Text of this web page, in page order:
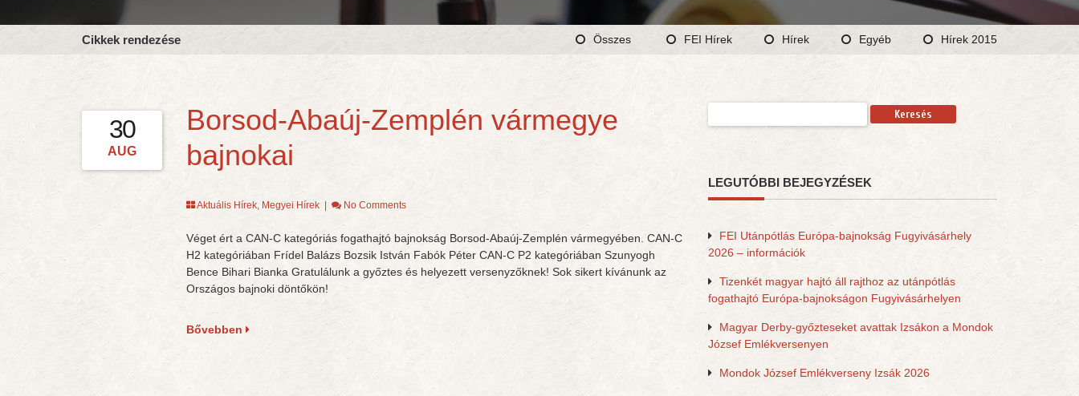
Cikkek rendezése Összes FEI Hírek Hírek Egyéb Hírek 2015
30
AUG
Borsod-Abaúj-Zemplén vármegye
bajnokai
Aktuális Hírek, Megyei Hírek| No Comments
Véget ért a CAN-C kategóriás fogathajtó bajnokság Borsod-Abaúj-Zemplén vármegyében. CAN-C
H2 kategóriában Frídel Balázs Bozsik István Fabók Péter CAN-C P2 kategóriában Szunyogh
Bence Bihari Bianka Gratulálunk a győztes és helyezett versenyzőknek! Sok sikert kívánunk az
Országos bajnoki döntőkön!
Bővebben
LEGUTÓBBI BEJEGYZÉSEK
FEI Utánpótlás Európa-bajnokság Fugyivásárhely
2026 – információk
Tizenkét magyar hajtó áll rajthoz az utánpótlás
fogathajtó Európa-bajnokságon Fugyivásárhelyen
Magyar Derby-győzteseket avattak Izsákon a Mondok
József Emlékversenyen
Mondok József Emlékverseny Izsák 2026